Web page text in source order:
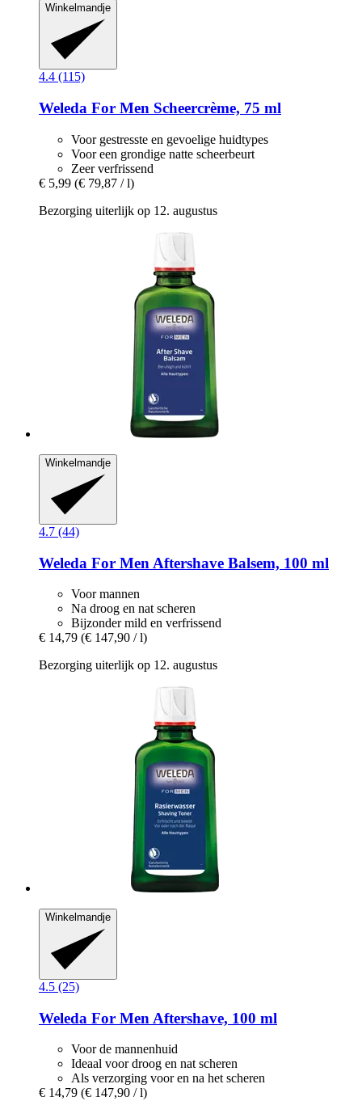
Winkelmandje
4.4 (115)
Weleda For Men Scheercrème, 75 ml
Voor gestresste en gevoelige huidtypes
Voor een grondige natte scheerbeurt
Zeer verfrissend
€ 5,99 (€ 79,87 / l)
Bezorging uiterlijk op 12. augustus
Winkelmandje
4.7 (44)
Weleda For Men Aftershave Balsem, 100 ml
Voor mannen
Na droog en nat scheren
Bijzonder mild en verfrissend
€ 14,79 (€ 147,90 / l)
Bezorging uiterlijk op 12. augustus
Winkelmandje
4.5 (25)
Weleda For Men Aftershave, 100 ml
Voor de mannenhuid
Ideaal voor droog en nat scheren
Als verzorging voor en na het scheren
€ 14,79 (€ 147,90 / l)